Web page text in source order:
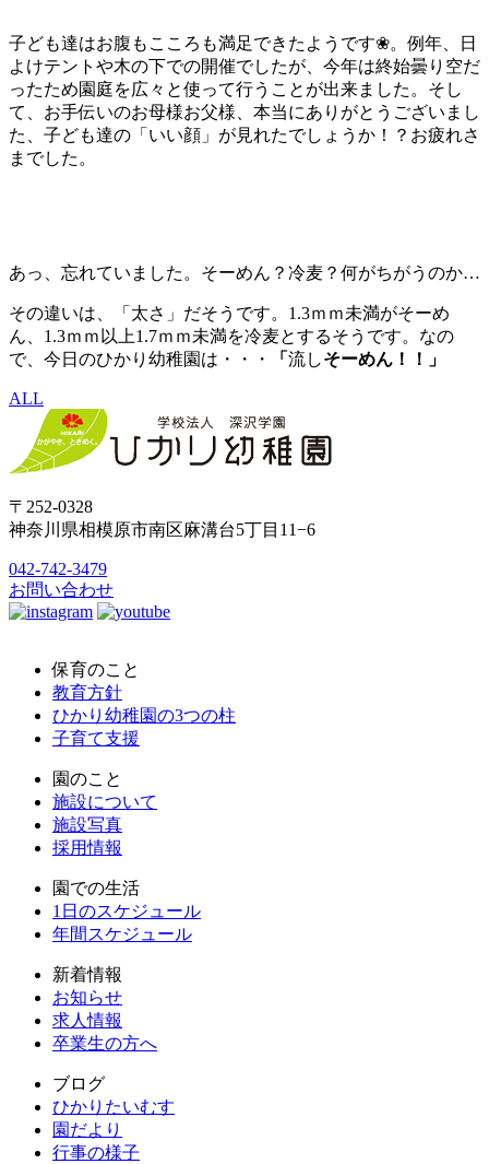
子ども達はお腹もこころも満足できたようです❀。例年、日
よけテントや木の下での開催でしたが、今年は終始曇り空だ
ったため園庭を広々と使って行うことが出来ました。そし
て、お手伝いのお母様お父様、本当にありがとうございまし
た、子ども達の「いい顔」が見れたでしょうか！？お疲れさ
までした。
あっ、忘れていました。そーめん？冷麦？何がちがうのか…
その違いは、「太さ」だそうです。1.3ｍｍ未満がそーめ
ん、1.3ｍｍ以上1.7ｍｍ未満を冷麦とするそうです。なの
で、今日のひかり幼稚園は・・・
「 流しそーめん！！」
ALL
〒252-0328
神奈川県相模原市南区麻溝台5丁目11−6
042-742-3479
お問い合わせ
保育のこと
教育方針
ひかり幼稚園の3つの柱
子育て支援
園のこと
施設について
施設写真
採用情報
園での生活
1日のスケジュール
年間スケジュール
新着情報
お知らせ
求人情報
卒業生の方へ
ブログ
ひかりたいむす
園だより
行事の様子